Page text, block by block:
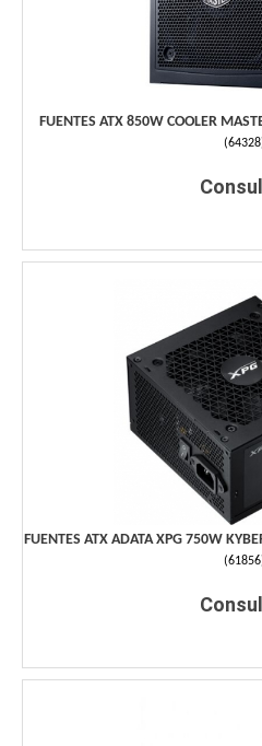
FUENTES ATX 850W COOLER
(64328
FUENTES ATX ADATA XPG 750W
(61856